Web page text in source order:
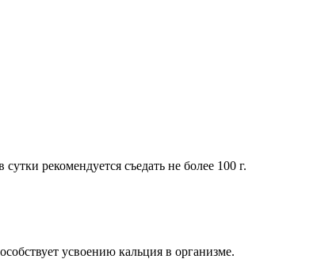
рекомендуется съедать не более 100 г.
усвоению кальция в организме.